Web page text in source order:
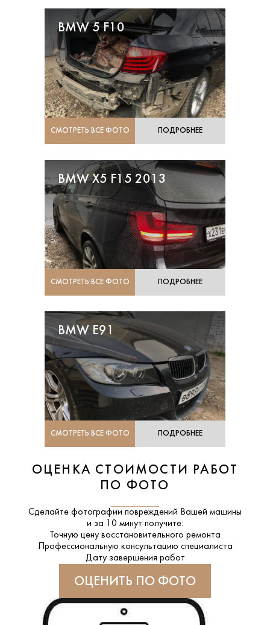
BMW 5 F10
СМОТРЕТЬ ВСЕ ФОТО ПОДРОБНЕЕ
BMW X5 F15 2013
СМОТРЕТЬ ВСЕ ФОТО ПОДРОБНЕЕ
BMW E91
СМОТРЕТЬ ВСЕ ФОТО ПОДРОБНЕЕ
ОЦЕНКА СТОИМОСТИ РАБОТ
ПО ФОТО
Сделайте фотографии повреждений Вашей машины
и за
10 минут получите:
Точную цену восстановительного ремонта
Профессиональную консультацию специалиста
Дату завершения работ
ОЦЕНИТЬ ПО ФОТО